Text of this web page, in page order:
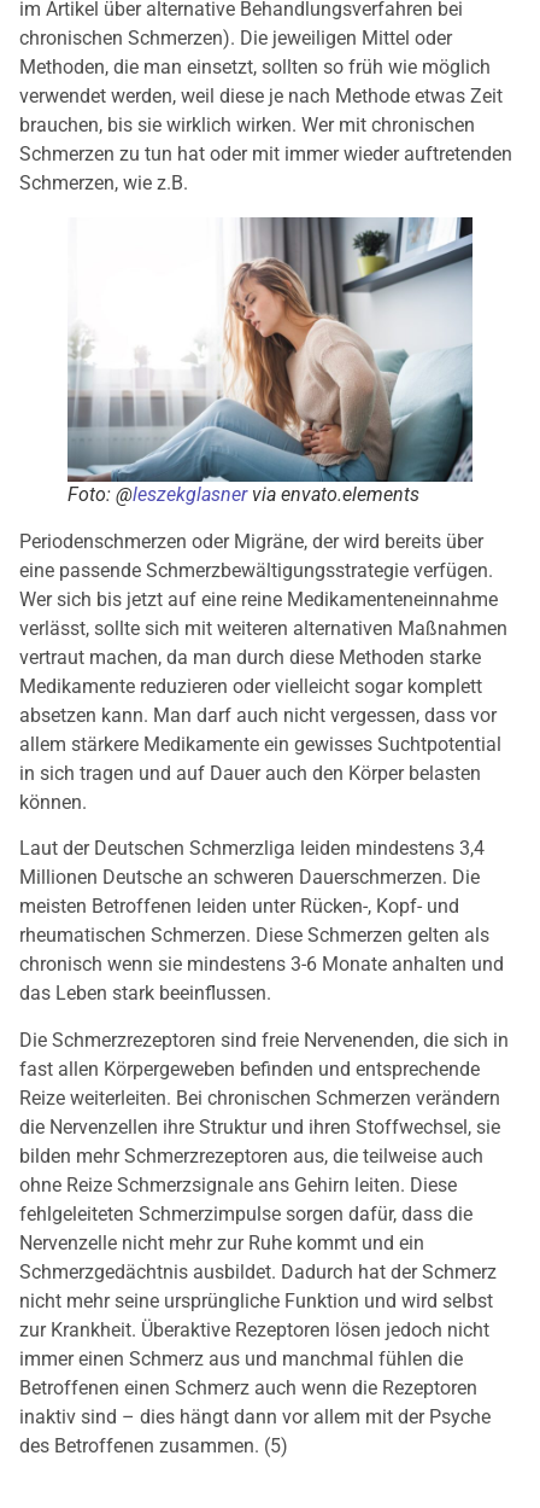
im Artikel über alternative Behandlungsverfahren bei
chronischen Schmerzen). Die jeweiligen Mittel oder
Methoden, die man einsetzt, sollten so früh wie möglich
verwendet werden, weil diese je nach Methode etwas Zeit
brauchen, bis sie wirklich wirken. Wer mit chronischen
Schmerzen zu tun hat oder mit immer wieder auftretenden
Schmerzen, wie z.B.
Foto: @leszekglasnervia envato.elements
Periodenschmerzen oder Migräne, der wird bereits über
eine passende Schmerzbewältigungsstrategie verfügen.
Wer sich bis jetzt auf eine reine Medikamenteneinnahme
verlässt, sollte sich mit weiteren alternativen Maßnahmen
vertraut machen, da man durch diese Methoden starke
Medikamente reduzieren oder vielleicht sogar komplett
absetzen kann. Man darf auch nicht vergessen, dass vor
allem stärkere Medikamente ein gewisses Suchtpotential
in sich tragen und auf Dauer auch den Körper belasten
können.
Laut der Deutschen Schmerzliga leiden mindestens 3,4
Millionen Deutsche an schweren Dauerschmerzen. Die
meisten Betroffenen leiden unter Rücken-, Kopf- und
rheumatischen Schmerzen. Diese Schmerzen gelten als
chronisch wenn sie mindestens 3-6 Monate anhalten und
das Leben stark beeinflussen.
Die Schmerzrezeptoren sind freie Nervenenden, die sich in
fast allen Körpergeweben befinden und entsprechende
Reize weiterleiten. Bei chronischen Schmerzen verändern
die Nervenzellen ihre Struktur und ihren Stoffwechsel, sie
bilden mehr Schmerzrezeptoren aus, die teilweise auch
ohne Reize Schmerzsignale ans Gehirn leiten. Diese
fehlgeleiteten Schmerzimpulse sorgen dafür, dass die
Nervenzelle nicht mehr zur Ruhe kommt und ein
Schmerzgedächtnis ausbildet. Dadurch hat der Schmerz
nicht mehr seine ursprüngliche Funktion und wird selbst
zur Krankheit. Überaktive Rezeptoren lösen jedoch nicht
immer einen Schmerz aus und manchmal fühlen die
Betroffenen einen Schmerz auch wenn die Rezeptoren
inaktiv sind – dies hängt dann vor allem mit der Psyche
des Betroffenen zusammen. (5)